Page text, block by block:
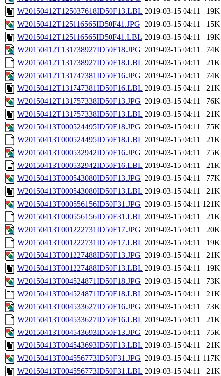
W20150412T125037618ID50F13.LBL 2019-03-15 04:11
19K
W20150412T125116565ID50F41.JPG 2019-03-15 04:11
15K
W20150412T125116565ID50F41.LBL 2019-03-15 04:11
19K
W20150412T131738927ID50F18.JPG 2019-03-15 04:11
74K
W20150412T131738927ID50F18.LBL 2019-03-15 04:11
21K
W20150412T131747381ID50F16.JPG 2019-03-15 04:11
74K
W20150412T131747381ID50F16.LBL 2019-03-15 04:11
21K
W20150412T131757338ID50F13.JPG 2019-03-15 04:11
76K
W20150412T131757338ID50F13.LBL 2019-03-15 04:11
21K
W20150413T000524495ID50F18.JPG 2019-03-15 04:11
75K
W20150413T000524495ID50F18.LBL 2019-03-15 04:11
21K
W20150413T000532942ID50F16.JPG 2019-03-15 04:11
75K
W20150413T000532942ID50F16.LBL 2019-03-15 04:11
21K
W20150413T000543080ID50F13.JPG 2019-03-15 04:11
77K
W20150413T000543080ID50F13.LBL 2019-03-15 04:11
21K
W20150413T000556156ID50F31.JPG 2019-03-15 04:11 121K
W20150413T000556156ID50F31.LBL 2019-03-15 04:11
21K
W20150413T001222731ID50F17.JPG 2019-03-15 04:11
20K
W20150413T001222731ID50F17.LBL 2019-03-15 04:11
19K
W20150413T001227488ID50F13.JPG 2019-03-15 04:11
21K
W20150413T001227488ID50F13.LBL 2019-03-15 04:11
19K
W20150413T004524871ID50F18.JPG 2019-03-15 04:11
73K
W20150413T004524871ID50F18.LBL 2019-03-15 04:11
21K
W20150413T004533627ID50F16.JPG 2019-03-15 04:11
73K
W20150413T004533627ID50F16.LBL 2019-03-15 04:11
21K
W20150413T004543693ID50F13.JPG 2019-03-15 04:11
75K
W20150413T004543693ID50F13.LBL 2019-03-15 04:11
21K
W20150413T004556773ID50F31.JPG 2019-03-15 04:11 117K
W20150413T004556773ID50F31.LBL 2019-03-15 04:11
21K